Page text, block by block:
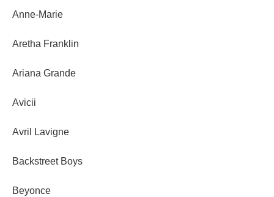
Anne-Marie
Aretha Franklin
Ariana Grande
Avicii
Avril Lavigne
Backstreet Boys
Beyonce